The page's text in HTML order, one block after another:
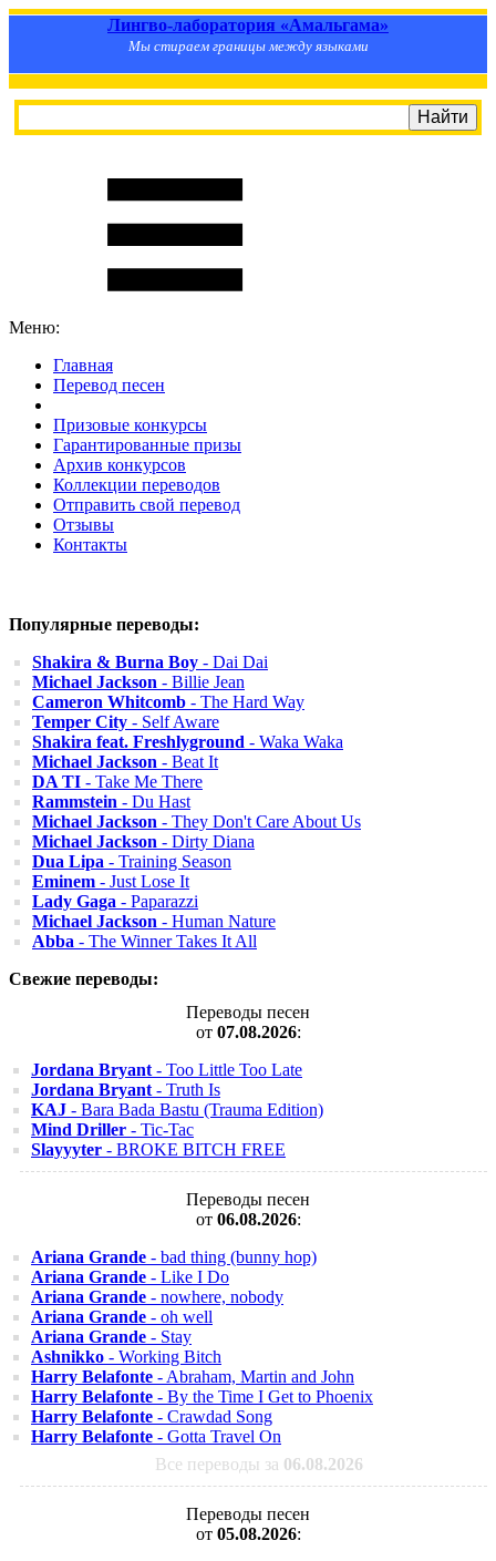
Лингво-лаборатория «Амальгама»
Мы стираем границы между языками
Меню:
Главная
Перевод песен
Призовые конкурсы
Гарантированные призы
Архив конкурсов
Коллекции переводов
Отправить свой перевод
Отзывы
Контакты
Популярные переводы:
Shakira & Burna Boy - Dai Dai
Michael Jackson - Billie Jean
Cameron Whitcomb - The Hard Way
Temper City - Self Aware
Shakira feat. Freshlyground - Waka Waka
Michael Jackson - Beat It
DA TI - Take Me There
Rammstein - Du Hast
Michael Jackson - They Don't Care About Us
Michael Jackson - Dirty Diana
Dua Lipa - Training Season
Eminem - Just Lose It
Lady Gaga - Paparazzi
Michael Jackson - Human Nature
Abba - The Winner Takes It All
Свежие переводы:
Переводы песен
от 07.08.2026:
Jordana Bryant - Too Little Too Late
Jordana Bryant - Truth Is
KAJ - Bara Bada Bastu (Trauma Edition)
Mind Driller - Tic-Tac
Slayyyter - BROKE BITCH FREE
Переводы песен
от 06.08.2026:
Ariana Grande - bad thing (bunny hop)
Ariana Grande - Like I Do
Ariana Grande - nowhere, nobody
Ariana Grande - oh well
Ariana Grande - Stay
Ashnikko - Working Bitch
Harry Belafonte - Abraham, Martin and John
Harry Belafonte - By the Time I Get to Phoenix
Harry Belafonte - Crawdad Song
Harry Belafonte - Gotta Travel On
Все переводы за 06.08.2026
Переводы песен
от 05.08.2026: